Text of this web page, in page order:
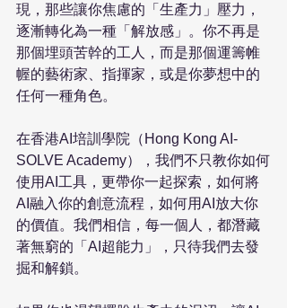
現，那些讓你焦慮的「生產力」壓力，
逐漸轉化為一種「解放感」。你不再是
那個埋頭苦幹的工人，而是那個運籌帷
幄的藝術家、指揮家，或是你夢想中的
任何一種角色。
在香港AI培訓學院（Hong Kong AI-
SOLVE Academy），我們不只教你如何
使用AI工具，更帶你一起探索，如何將
AI融入你的創意流程，如何用AI放大你
的價值。我們相信，每一個人，都潛藏
著無窮的「AI超能力」，只待我們去發
掘和解鎖。